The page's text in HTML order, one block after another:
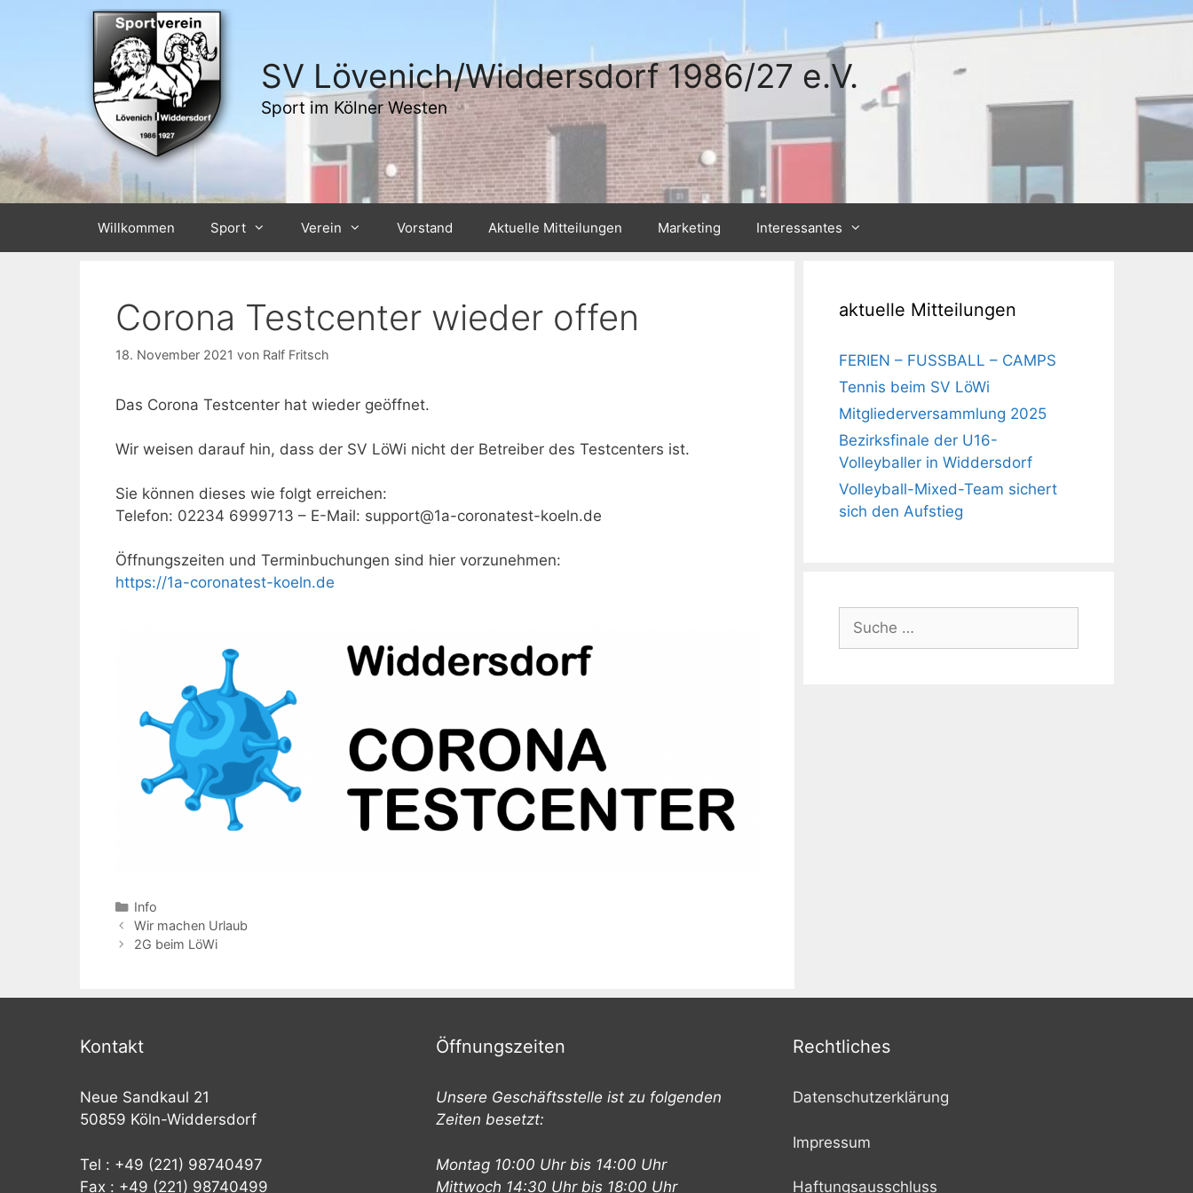
SV Lövenich/Widdersdorf 1986/27 e.V.
Sport im Kölner Westen
Willkommen Sport Verein Vorstand Aktuelle Mitteilungen Marketing Interessantes
Corona Testcenter wieder offen
18. November 2021 von Ralf Fritsch
Das Corona Testcenter hat wieder geöffnet.
Wir weisen darauf hin, dass der SV LöWi nicht der Betreiber des Testcenters ist.
Sie können dieses wie folgt erreichen:
Telefon: 02234 6999713 – E-Mail: support@1a-coronatest-koeln.de
Öffnungszeiten und Terminbuchungen sind hier vorzunehmen:
https://1a-coronatest-koeln.de
Kategorien
Info
Beitrags-
Navigation
Wir machen Urlaub
2G beim LöWi
aktuelle Mitteilungen
FERIEN – FUSSBALL – CAMPS
Tennis beim SV LöWi
Mitgliederversammlung 2025
Bezirksfinale der U16-
Volleyballer in Widdersdorf
Volleyball-Mixed-Team sichert
sich den Aufstieg
Suche
nach:
Kontakt
Neue Sandkaul 21
50859 Köln-Widdersdorf
Tel : +49 (221) 98740497
Fax : +49 (221) 98740499
Öffnungszeiten
Unsere Geschäftsstelle ist zu folgenden
Zeiten besetzt:
Montag 10:00 Uhr bis 14:00 Uhr
Mittwoch 14:30 Uhr bis 18:00 Uhr
Rechtliches
Datenschutzerklärung
Impressum
Haftungsausschluss